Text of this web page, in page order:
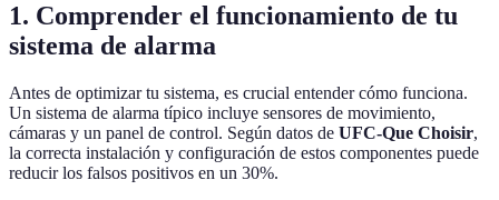
1. Comprender el funcionamiento de tu
sistema de alarma
Antes de optimizar tu sistema, es crucial entender cómo funciona.
Un sistema de alarma típico incluye sensores de movimiento,
cámaras y un panel de control. Según datos de UFC-Que Choisir,
la correcta instalación y configuración de estos componentes puede
reducir los falsos positivos en un 30%.